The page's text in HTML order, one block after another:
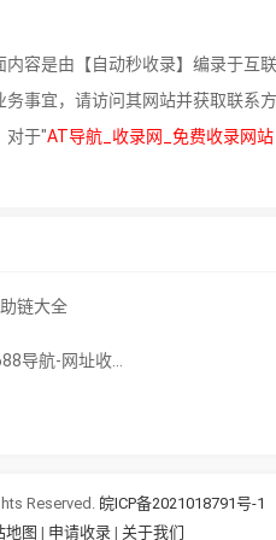
内容是由【自动秒收录】编录于互联
务事宜，请访问其网站并获取联系方
对于"AT导航_收录网_免费收录网站
链大全
-网址收录-网站收录-自动秒收录-网址导航
Reserved. 皖ICP备2021018791号-1
地图 | 申请收录 | 关于我们